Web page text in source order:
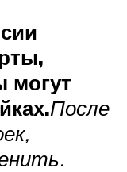
могут
После